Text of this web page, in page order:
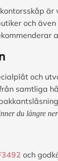
och
och
samtliga
du längre
och